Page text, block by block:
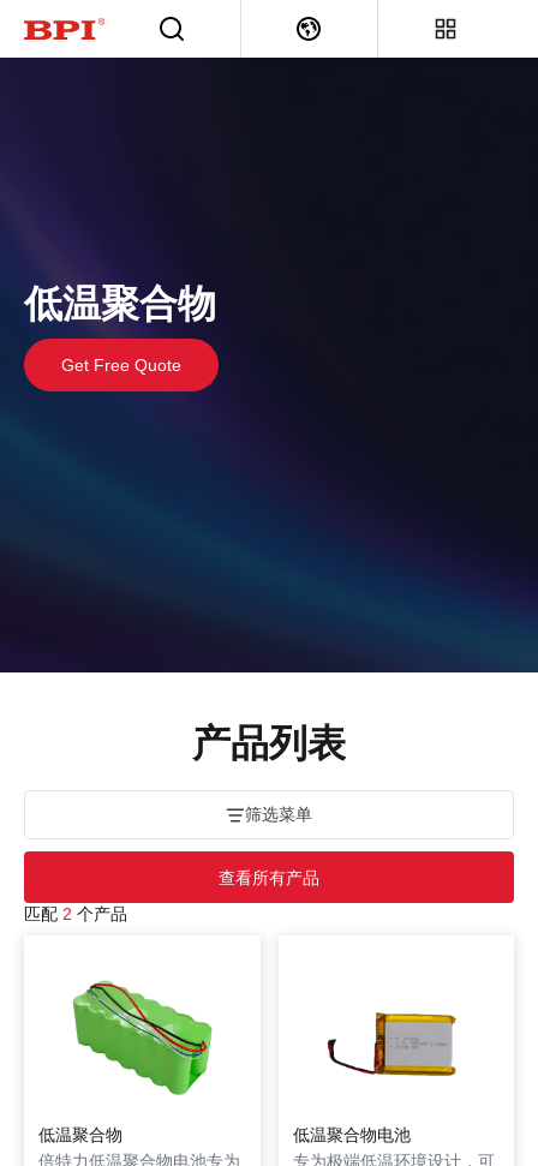
低温聚合物
Get Free Quote
产品列表
筛选菜单
查看所有产品
匹配 2 个产品
低温聚合物
倍特力低温聚合物电池专为
低温聚合物电池
专为极端低温环境设计，可